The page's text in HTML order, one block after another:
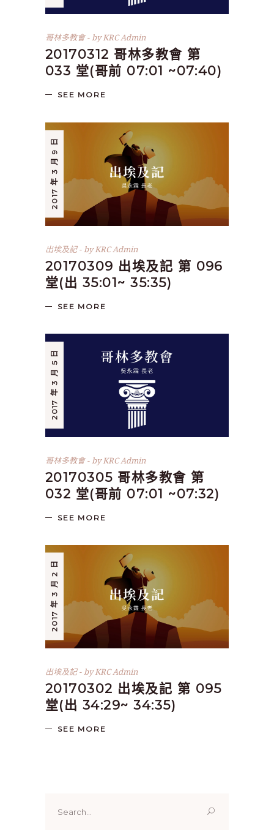
哥林多教會 byKRC Admin
20170312 哥林多教會 第
033 堂(哥前 07:01 ~07:40)
SEE MORE
2017 年 3 月 9 日
出埃及記 byKRC Admin
20170309 出埃及記 第 096
堂(出 35:01~ 35:35)
SEE MORE
2017 年 3 月 5 日
哥林多教會 byKRC Admin
20170305 哥林多教會 第
032 堂(哥前 07:01 ~07:32)
SEE MORE
2017 年 3 月 2 日
出埃及記 byKRC Admin
20170302 出埃及記 第 095
堂(出 34:29~ 34:35)
SEE MORE
for: